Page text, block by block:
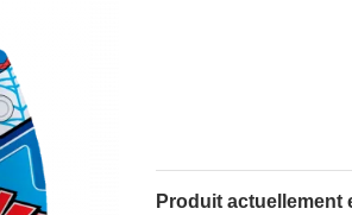
Produit actuellement